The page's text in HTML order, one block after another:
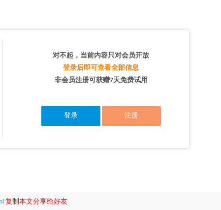
对不起，当前内容只对会员开放
登录后即可查看全部信息
非会员注册可获赠7天免费试用
登录 注册
复制本文分享给好友